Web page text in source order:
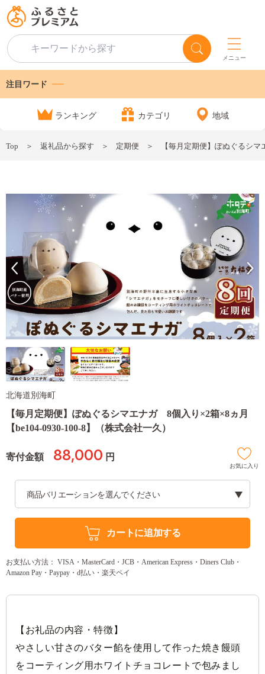
メニュー
注目ワード
ランキング カテゴリ 地域
Top 返礼品から探す 定期便 【毎月定期便】ぽぬぐるシ
北海道別海町
【毎月定期便】ぽぬぐるシマエナガ 8個入り×2箱×8ヵ月
【be104-0930-100-8】（株式会社一久）
寄付金額 88,000 円
お気に入り
カートに追加する
お支払い方法： VISA・MasterCard・JCB・American Express・Diners Club・
Amazon Pay・Paypay・d払い・楽天ペイ
【お礼品の内容・特徴】
やさしい甘さのバター餡を使用して作った焼き饅頭
をコーティング用ホワイトチョコレートで包みまし